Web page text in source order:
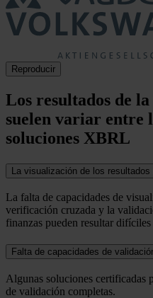
Reproducir
Los resultados de
suelen variar entre
soluciones XBRL
La visualización de los resultados
La falta de capacidades de
verificación cruzada y la
finanzas pueden resultar
Falta de capacidades de
Algunas soluciones certificadas
de validación completas.